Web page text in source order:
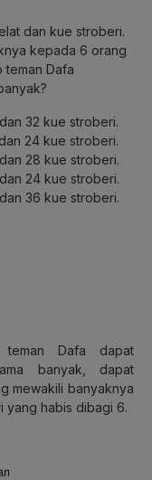
dan kue stroberi.
kepada 6 orang
teman Dafa
32 kue stroberi.
24 kue stroberi.
28 kue stroberi.
24 kue stroberi.
36 kue stroberi.
teman Dafa dapat
banyak, dapat
mewakili banyaknya
yang habis dibagi 6.